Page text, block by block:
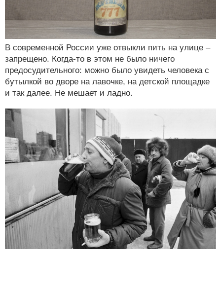
В современной России уже отвыкли пить на улице –
запрещено. Когда-то в этом не было ничего
предосудительного: можно было увидеть человека с
бутылкой во дворе на лавочке, на детской площадке
и так далее. Не мешает и ладно.